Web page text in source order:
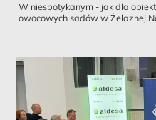
W niespotykanym - jak dla
owocowych sadów w Żelaznej